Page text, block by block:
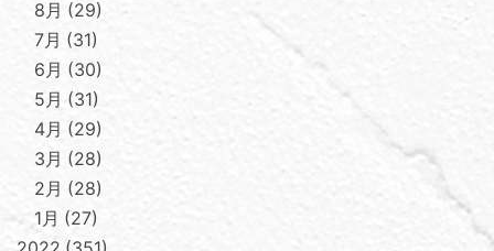
8月
29
7月
31
6月
30
5月
31
4月
29
3月
28
2月
28
1月
27